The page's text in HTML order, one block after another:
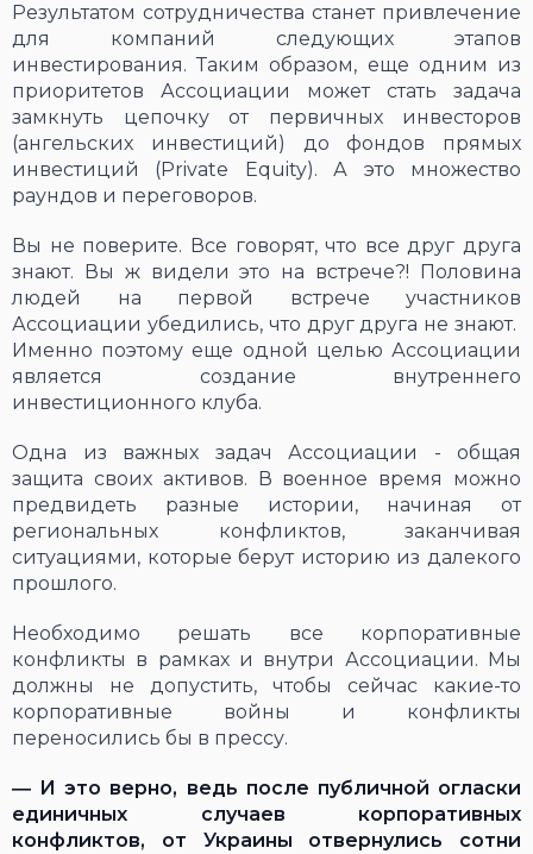
Результатом сотрудничества станет привлечение
для компаний следующих этапов
инвестирования. Таким образом, еще одним из
приоритетов Ассоциации может стать задача
замкнуть цепочку от первичных инвесторов
(ангельских инвестиций) до фондов прямых
инвестиций (Private Equity). А это множество
раундов и переговоров.
Вы не поверите. Все говорят, что все друг друга
знают. Вы ж видели это на встрече?! Половина
людей на первой встрече участников
Ассоциации убедились, что друг друга не знают.
Именно поэтому еще одной целью Ассоциации
является создание внутреннего
инвестиционного клуба.
Одна из важных задач Ассоциации - общая
защита своих активов. В военное время можно
предвидеть разные истории, начиная от
региональных конфликтов, заканчивая
ситуациями, которые берут историю из далекого
прошлого.
Необходимо решать все корпоративные
конфликты в рамках и внутри Ассоциации. Мы
должны не допустить, чтобы сейчас какие-то
корпоративные войны и конфликты
переносились бы в прессу.
― И это верно, ведь после публичной огласки
единичных случаев корпоративных
конфликтов, от Украины отвернулись сотни